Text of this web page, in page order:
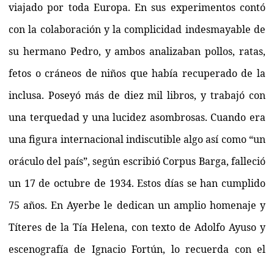
viajado por toda Europa. En sus experimentos contó
con la colaboración y la complicidad indesmayable de
su hermano Pedro, y ambos analizaban pollos, ratas,
fetos o cráneos de niños que había recuperado de la
inclusa. Poseyó más de diez mil libros, y trabajó con
una terquedad y una lucidez asombrosas. Cuando era
una figura internacional indiscutible algo así como “un
oráculo del país”, según escribió Corpus Barga, falleció
un 17 de octubre de 1934. Estos días se han cumplido
75 años. En Ayerbe le dedican un amplio homenaje y
Títeres de la Tía Helena, con texto de Adolfo Ayuso y
escenografía de Ignacio Fortún, lo recuerda con el